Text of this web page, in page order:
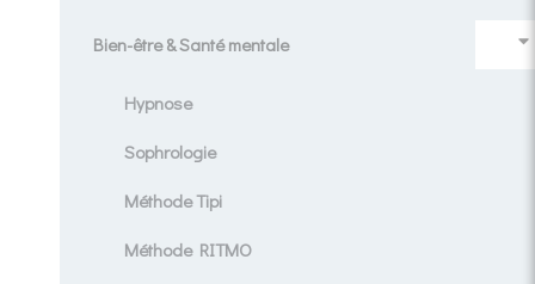
Bien-être & Santé mentale
Hypnose
Sophrologie
Méthode Tipi
Méthode RITMO